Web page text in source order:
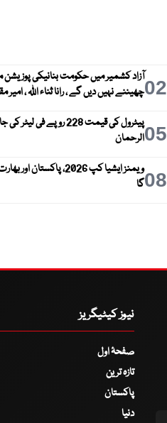
02آزاد کشمیر میں حکومت بنانیکی پوزیشن
چھیننے نہیں دیں گے ، رانا ثناء اللہ ، امیر
05
پیٹرول کی قیمت 228 روپے فی
الرحمان
08
ویمنز ایشیا کپ 2026،
گا
نیوز کیٹیگریز
صفحۂ اول
تازہ ترین
پاکستان
دنیا